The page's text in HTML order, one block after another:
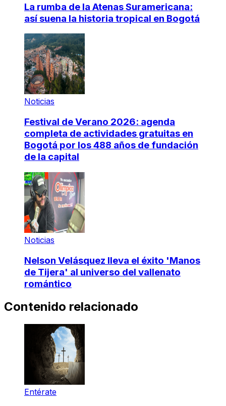
La rumba de la Atenas Suramericana:
así suena la historia tropical en Bogotá
Noticias
Festival de Verano 2026: agenda
completa de actividades gratuitas en
Bogotá por los 488 años de fundación
de la capital
Noticias
Nelson Velásquez lleva el éxito 'Manos
de Tijera' al universo del vallenato
romántico
Contenido relacionado
Entérate